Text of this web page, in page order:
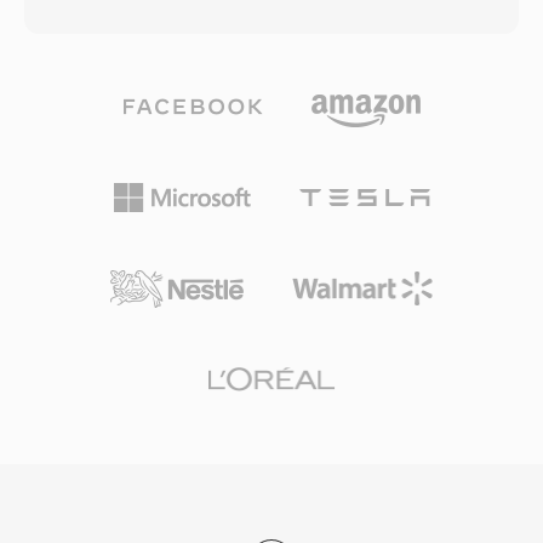
معدلات 192-384 كيلوبت/ثانية للستيريو، مما ينتج
تفضل معايير DVB التلفزيونية وراديو DAB الرقمي
انتقال المرمّز أقصر أيضاً، وهي سمة مهمة للبث الحي
وهو أمر حيوي للإشارات عبر الهواء، وتأخير ترميز